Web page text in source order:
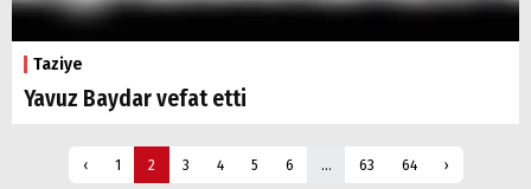
Taziye
Yavuz Baydar vefat etti
‹ 1 2 3 4 5 6 ... 63 64 ›